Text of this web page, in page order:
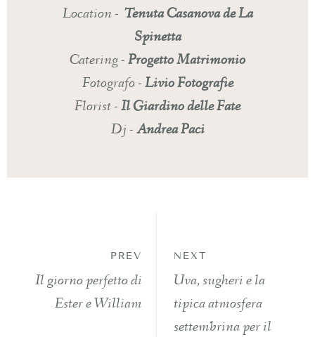
Location - Tenuta Casanova de La
Spinetta
Catering - Progetto Matrimonio
Fotografo - Livio Fotografie
Florist - Il Giardino delle Fate
Dj - Andrea Paci
PREV
Il giorno perfetto di
Ester e William
NEXT
Uva, sugheri e la
tipica atmosfera
settembrina per il